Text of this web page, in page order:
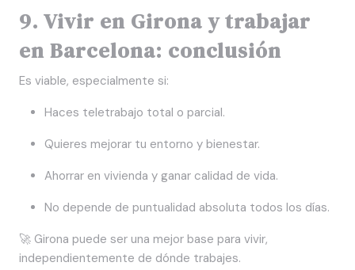
9. Vivir en Girona y trabajar
en Barcelona: conclusión
Es viable, especialmente si:
Haces teletrabajo total o parcial.
Quieres mejorar tu entorno y bienestar.
Ahorrar en vivienda y ganar calidad de vida.
No depende de puntualidad absoluta todos los días.
🚀 Girona puede ser una mejor base para vivir,
independientemente de dónde trabajes.